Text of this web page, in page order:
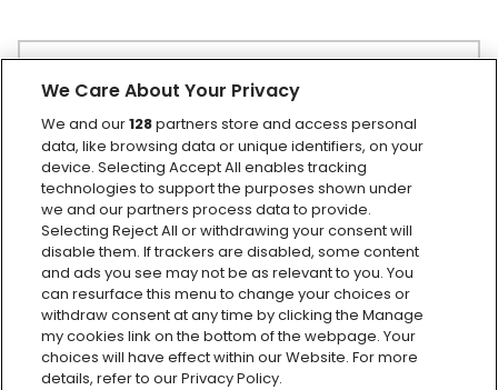
Buscar:
We Care About Your Privacy
We and our128partners store and access personal
data, like browsing data or unique identifiers, on your
device. Selecting Accept All enables tracking
technologies to support the purposes shown under
we and our partners process data to provide.
Selecting Reject All or withdrawing your consent will
disable them. If trackers are disabled, some content
and ads you see may not be as relevant to you. You
can resurface this menu to change your choices or
withdraw consent at any time by clicking the Manage
my cookies link on the bottom of the webpage. Your
choices will have effect within our Website. For more
details, refer to our Privacy Policy.